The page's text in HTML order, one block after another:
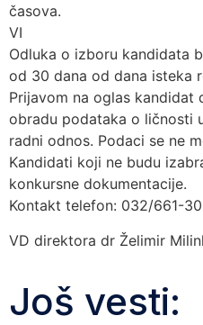
časova.
VI
Odluka o izboru kandidata
od 30 dana od dana isteka
Prijavom na oglas kandidat
obradu podataka o ličnosti
radni odnos. Podaci se ne
Kandidati koji ne budu
konkursne dokumentacije.
Kontakt telefon: 032/661-
VD direktora dr Želimir
Još vesti: